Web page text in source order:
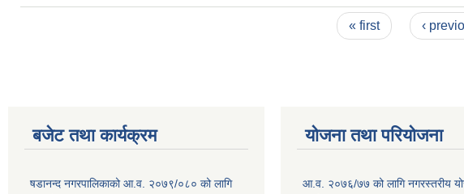
« first ‹
बजेट तथा कार्यक्रम
षडानन्द नगरपालिकाको आ.व. २०७९/०८० को लागि
योजना तथा परियोजना
आ.व. २०७६/७७ को लागि नगरस्तरीय